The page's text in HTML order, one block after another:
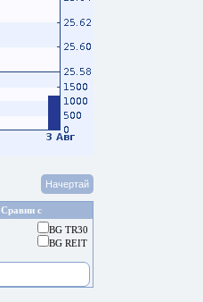
Сравни с
BG TR30
BG REIT